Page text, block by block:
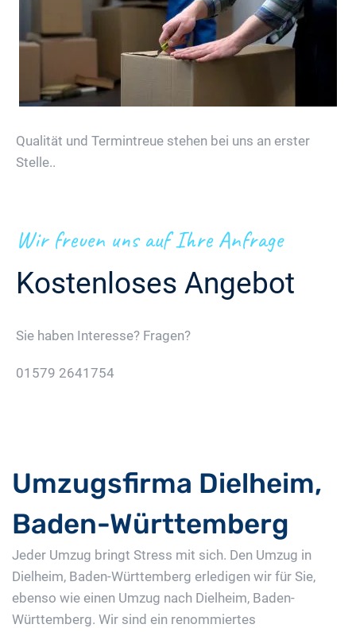
Qualität und Termintreue stehen bei uns an erster
Stelle..
Wir freuen uns auf Ihre Anfrage
Kostenloses Angebot
Sie haben Interesse? Fragen?
01579 2641754
Umzugsfirma Dielheim,
Baden-Württemberg
Jeder Umzug bringt Stress mit sich. Den Umzug in
Dielheim, Baden-Württemberg erledigen wir für Sie,
ebenso wie einen Umzug nach Dielheim, Baden-
Württemberg. Wir sind ein renommiertes